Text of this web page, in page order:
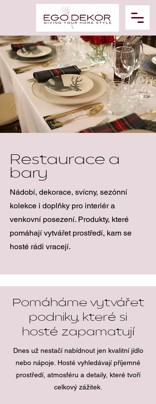
Restaurace a
bary
Nádobí, dekorace, svícny, sezónní
kolekce i doplňky pro interiér a
venkovní posezení. Produkty, které
pomáhají vytvářet prostředí, kam se
hosté rádi vracejí.
Pomáháme vytvářet
podniky, které si
hosté zapamatují
Dnes už nestačí nabídnout jen kvalitní jídlo
nebo nápoje. Hosté vyhledávají příjemné
prostředí, atmosféru a detaily, které tvoří
celkový zážitek.